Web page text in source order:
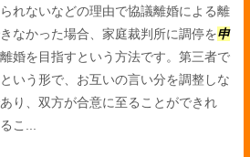
れないなどの理由で協議離婚による離
なかった場合、家庭裁判所に調停を申
婚を目指すという方法です。第三者で
いう形で、お互いの言い分を調整しな
り、双方が合意に至ることができれ
こ...